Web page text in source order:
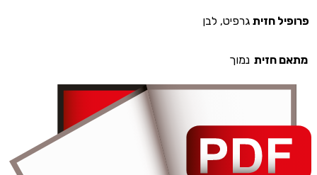
פרופיל חזית גרפיט, לבן
מתאם חזית נמוך